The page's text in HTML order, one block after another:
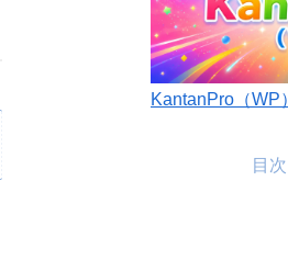
KantanPro（WP
目次